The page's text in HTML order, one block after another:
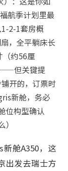
航季计划里最
2-1套房概
，全平躺床长
（约56厘
——但关键提
开的，订票时
新舱，务必
位构型确认
舱A350，这
出发去瑞士方